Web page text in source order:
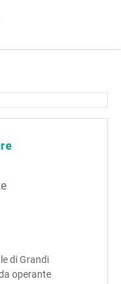
di Grandi
operante